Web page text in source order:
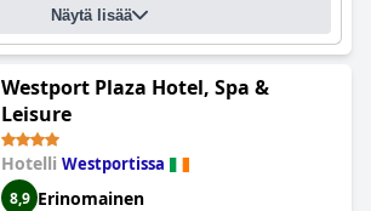
Näytä lisää
Westport Plaza Hotel, Spa &
Leisure
Hotelli Westportissa
8,9 Erinomainen